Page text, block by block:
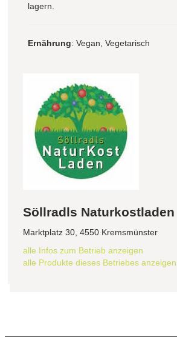
lagern.
Ernährung: Vegan, Vegetarisch
Söllradls Naturkostladen
Marktplatz 30, 4550 Kremsmünster
alle Infos zum Betrieb anzeigen
alle Produkte dieses Betriebes anzeigen